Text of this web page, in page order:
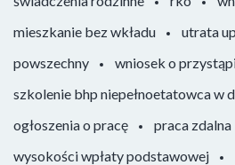
mieszkanie bez wkładu
utrata
powszechny
wniosek o
szkolenie bhp niepełnoetatowca w
ogłoszenia o pracę
praca zdalna
wysokości wpłaty podstawowej